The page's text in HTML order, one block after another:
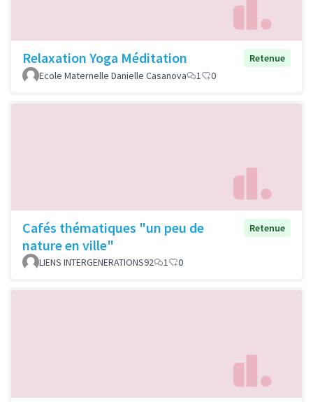
Relaxation Yoga Méditation
Retenue
Ecole Maternelle Danielle Casanova
1 0
Cafés thématiques "un peu de
nature en ville"
Retenue
LIENS INTERGENERATIONS92 1 0